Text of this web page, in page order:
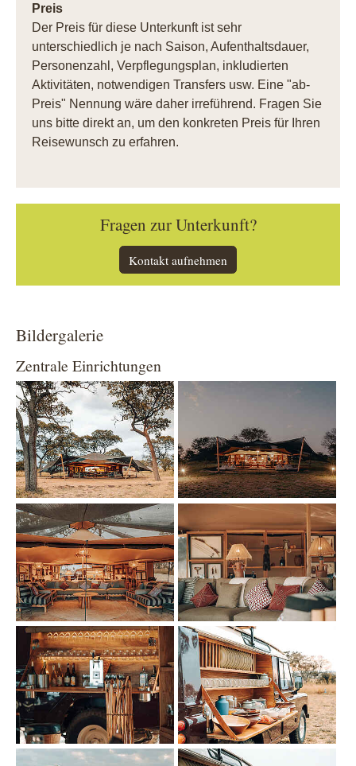
Preis
Der Preis für diese Unterkunft ist sehr
unterschiedlich je nach Saison, Aufenthaltsdauer,
Personenzahl, Verpflegungsplan, inkludierten
Aktivitäten, notwendigen Transfers usw. Eine "ab-
Preis" Nennung wäre daher irreführend. Fragen Sie
uns bitte direkt an, um den konkreten Preis für Ihren
Reisewunsch zu erfahren.
Fragen zur Unterkunft?
Kontakt aufnehmen
Bildergalerie
Zentrale Einrichtungen
Show larger version Show larger version
Show larger version Show larger version
Show larger version Show larger version
Show larger version Show larger version